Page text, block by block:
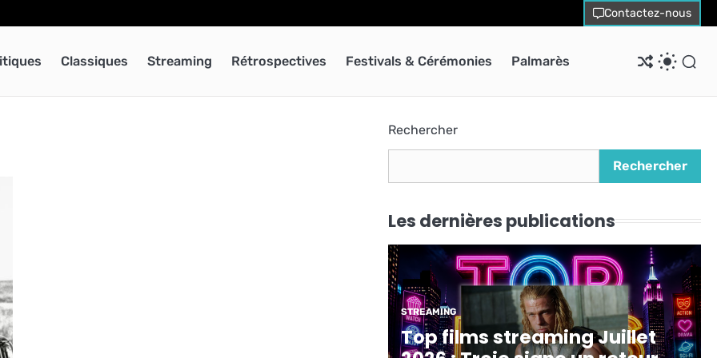
Contactez-nous
Classiques Streaming Rétrospectives Festivals & Cérémonies Palmarès
Rechercher
Rechercher
Les dernières publications
STREAMING
Top films streaming Juillet